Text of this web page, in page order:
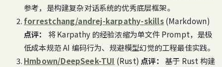
参考，是构建复杂对话系统的优秀底层框架。
forrestchang/andrej-karpathy-skills(Markdown)
点评：
将 Karpathy 的经验浓缩为单文件 Prompt，是极
低成本规范 AI 编码行为、规避模型幻觉的工程最佳实践。
Hmbown/DeepSeek-TUI (Rust) 点评： 基于 Rust 构建